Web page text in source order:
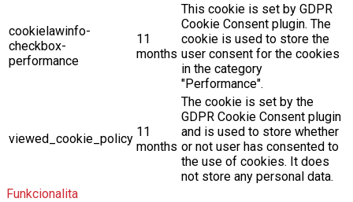
cookielawinfo-
checkbox-
performance
11
months
This cookie is set by GDPR
Cookie Consent plugin. The
cookie is used to store the
user consent for the cookies
in the category
"Performance".
viewed_cookie_policy 11
months
The cookie is set by the
GDPR Cookie Consent plugin
and is used to store whether
or not user has consented to
the use of cookies. It does
not store any personal data.
Funkcionalita